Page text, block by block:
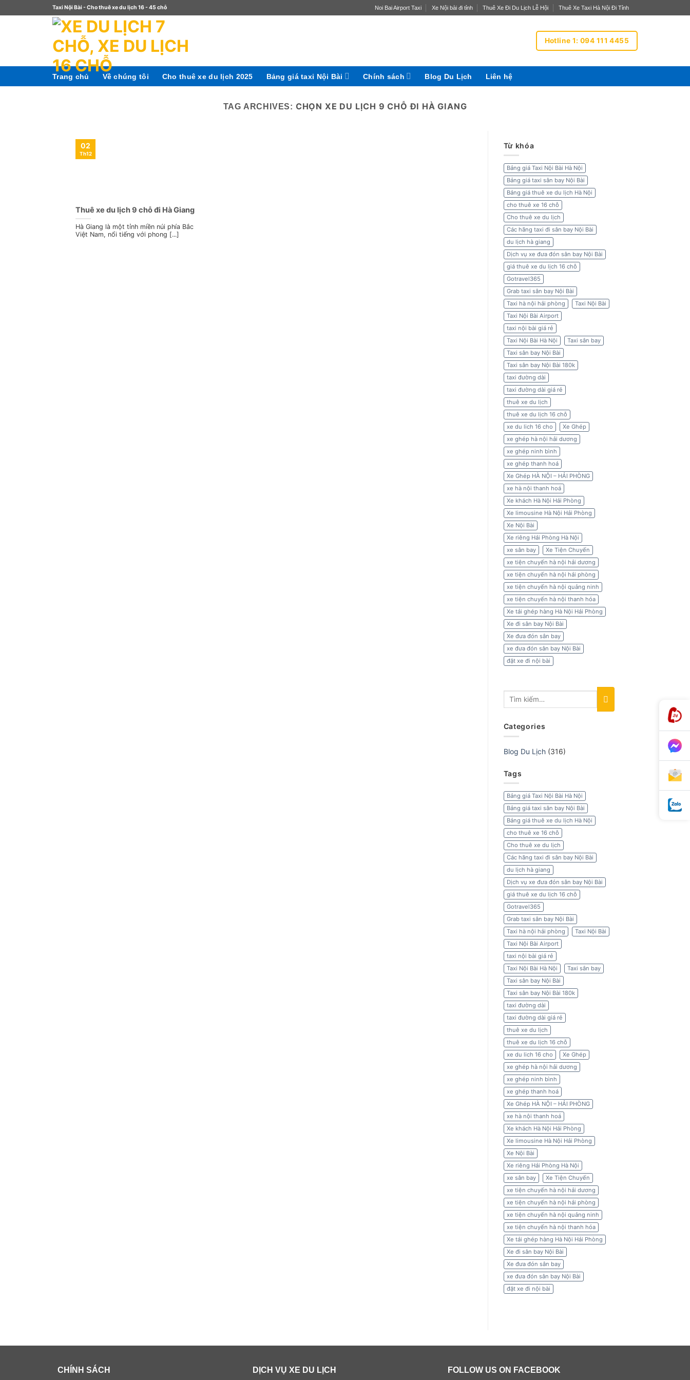
Taxi Nội Bài - Cho thuê xe du lịch 16 - 45 chỗ Noi Bai Airport Taxi Xe Nội bài đi tỉnh Thuê Xe Đi Du Lịch Lễ Hội Thuê Xe Taxi Hà Nội Đi Tỉnh
Hotline 1: 094 111 4455
Trang chủ Về chúng tôi Cho thuê xe du lịch 2025 Bảng giá taxi Nội Bài Chính sách Blog Du Lịch Liên hệ
TAG ARCHIVES: CHỌN XE DU LỊCH 9 CHỖ ĐI HÀ GIANG
Thuê xe du lịch 9 chỗ đi Hà Giang
Hà Giang là một tỉnh miền núi phía Bắc
Việt Nam, nổi tiếng với phong [...]
02
Th12
Từ khóa
Bảng giá Taxi Nội Bài Hà Nội
Bảng giá taxi sân bay Nội Bài
Bảng giá thuê xe du lịch Hà Nội
cho thuê xe 16 chỗ
Cho thuê xe du lịch
Các hãng taxi đi sân bay Nội Bài
du lịch hà giang
Dịch vụ xe đưa đón sân bay Nội Bài
giá thuê xe du lịch 16 chỗ
Gotravel365
Grab taxi sân bay Nội Bài
Taxi hà nội hải phòng
Taxi Nội Bài
Taxi Nội Bài Airport
taxi nội bài giá rẻ
Taxi Nội Bài Hà Nội
Taxi sân bay
Taxi sân bay Nội Bài
Taxi sân bay Nội Bài 180k
taxi đường dài
taxi đường dài giá rẻ
thuê xe du lịch
thuê xe du lịch 16 chỗ
xe du lich 16 cho
Xe Ghép
xe ghép hà nội hải dương
xe ghép ninh bình
xe ghép thanh hoá
Xe Ghép HÀ NỘI – HẢI PHÒNG
xe hà nội thanh hoá
Xe khách Hà Nội Hải Phòng
Xe limousine Hà Nội Hải Phòng
Xe Nội Bài
Xe riêng Hải Phòng Hà Nội
xe sân bay
Xe Tiện Chuyến
xe tiện chuyến hà nội hải dương
xe tiện chuyến hà nội hải phòng
xe tiện chuyến hà nội quảng ninh
xe tiện chuyến hà nội thanh hóa
Xe tải ghép hàng Hà Nội Hải Phòng
Xe đi sân bay Nội Bài
Xe đưa đón sân bay
xe đưa đón sân bay Nội Bài
đặt xe đi nội bài
Categories
Blog Du Lịch(316)
Tags
Bảng giá Taxi Nội Bài Hà Nội
Bảng giá taxi sân bay Nội Bài
Bảng giá thuê xe du lịch Hà Nội
cho thuê xe 16 chỗ
Cho thuê xe du lịch
Các hãng taxi đi sân bay Nội Bài
du lịch hà giang
Dịch vụ xe đưa đón sân bay Nội Bài
giá thuê xe du lịch 16 chỗ
Gotravel365
Grab taxi sân bay Nội Bài
Taxi hà nội hải phòng
Taxi Nội Bài
Taxi Nội Bài Airport
taxi nội bài giá rẻ
Taxi Nội Bài Hà Nội
Taxi sân bay
Taxi sân bay Nội Bài
Taxi sân bay Nội Bài 180k
taxi đường dài
taxi đường dài giá rẻ
thuê xe du lịch
thuê xe du lịch 16 chỗ
xe du lich 16 cho
Xe Ghép
xe ghép hà nội hải dương
xe ghép ninh bình
xe ghép thanh hoá
Xe Ghép HÀ NỘI – HẢI PHÒNG
xe hà nội thanh hoá
Xe khách Hà Nội Hải Phòng
Xe limousine Hà Nội Hải Phòng
Xe Nội Bài
Xe riêng Hải Phòng Hà Nội
xe sân bay
Xe Tiện Chuyến
xe tiện chuyến hà nội hải dương
xe tiện chuyến hà nội hải phòng
xe tiện chuyến hà nội quảng ninh
xe tiện chuyến hà nội thanh hóa
Xe tải ghép hàng Hà Nội Hải Phòng
Xe đi sân bay Nội Bài
Xe đưa đón sân bay
xe đưa đón sân bay Nội Bài
đặt xe đi nội bài
CHÍNH SÁCH DỊCH VỤ XE DU LỊCH FOLLOW US ON FACEBOOK